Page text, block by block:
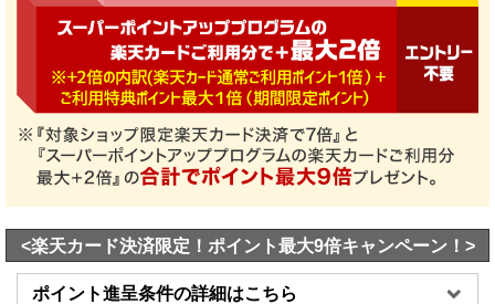
<楽天カード決済限定！ポイント最大9倍キャンペーン！>
ポイント進呈条件の詳細はこちら